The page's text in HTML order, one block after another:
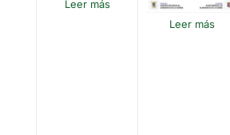
Leer más
Leer más